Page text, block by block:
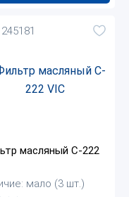
масляный C-222
мало (3 шт.)